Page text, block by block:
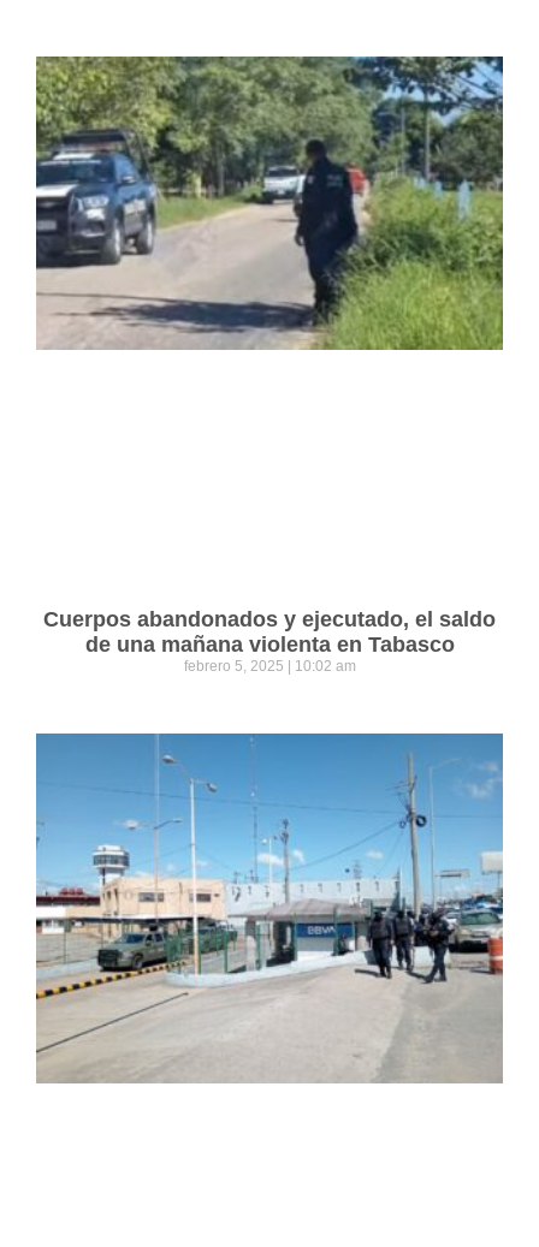
Cuerpos abandonados y ejecutado, el saldo
de una mañana violenta en Tabasco
febrero 5, 2025 10:02 am